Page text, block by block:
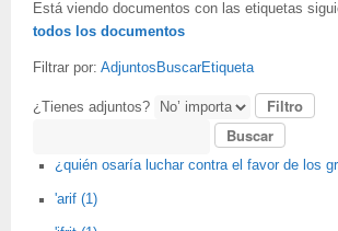
Está viendo documentos con las etiquetas
todos los documentos
Filtrar por: Adjuntos BuscarEtiqueta
¿Tienes adjuntos?
¿quién osaría luchar contra el favor de los
'arif (1)